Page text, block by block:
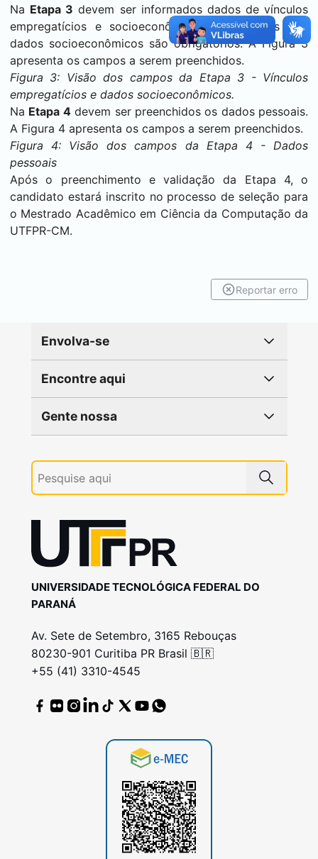
Na Etapa 3 devem ser informados dados de vínculos
empregatícios e socioeconômicos. Os campos dos
dados socioeconômicos são obrigatórios. A Figura 3
apresenta os campos a serem preenchidos.
Figura 3: Visão dos campos da Etapa 3 - Vínculos
empregatícios e dados socioeconômicos.
Na Etapa 4devem ser preenchidos os dados pessoais.
A Figura 4 apresenta os campos a serem preenchidos.
Figura 4: Visão dos campos da Etapa 4 - Dados
pessoais
Após o preenchimento e validação da Etapa 4, o
candidato estará inscrito no processo de seleção para
o Mestrado Acadêmico em Ciência da Computação da
UTFPR-CM.
Reportar erro
Envolva-se
Encontre aqui
Gente nossa
UNIVERSIDADE TECNOLÓGICA FEDERAL DO
PARANÁ
Av. Sete de Setembro, 3165 Rebouças
80230-901 Curitiba PR Brasil 🇧🇷
+55 (41) 3310-4545